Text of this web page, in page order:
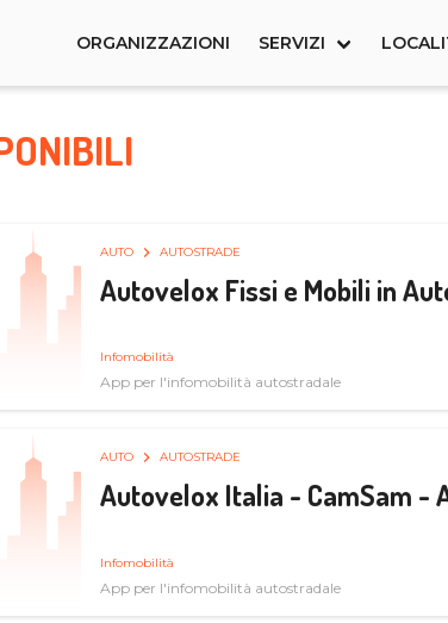
ORGANIZZAZIONI SERVIZI
AUTO AUTOSTRADE
Autovelox Fissi e Mobili in
Infomobilità
App per l'infomobilità autostradale
AUTO AUTOSTRADE
Autovelox Italia - CamSam -
Infomobilità
App per l'infomobilità autostradale